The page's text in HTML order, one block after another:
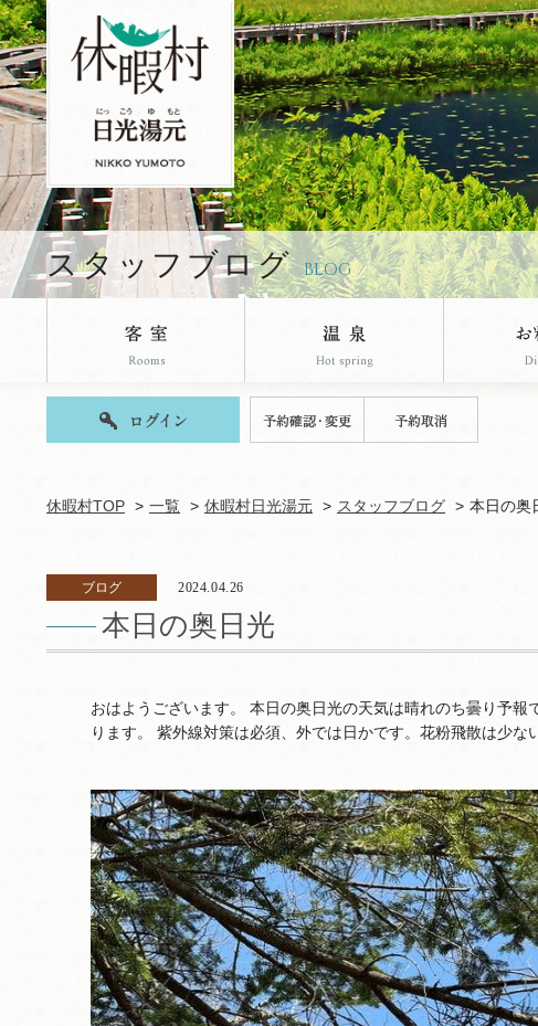
休暇村日光湯元のブログページです。
スタッフブログ BLOG
休暇村TOP 一覧 休暇村日光湯元 スタッフブログ 本日の奥
ブログ 2024.04.26
本日の奥日光
おはようございます。 本日の奥日光の天気は晴れのち曇り予
ります。 紫外線対策は必須、外では日かです。花粉飛散は少な